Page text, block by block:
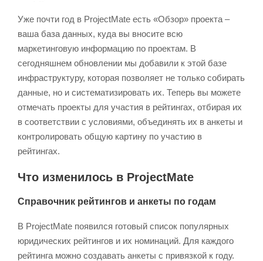
Уже почти год в ProjectMate есть «Обзор» проекта –
ваша база данных, куда вы вносите всю
маркетинговую информацию по проектам. В
сегодняшнем обновлении мы добавили к этой базе
инфраструктуру, которая позволяет не только собирать
данные, но и систематизировать их. Теперь вы можете
отмечать проекты для участия в рейтингах, отбирая их
в соответствии с условиями, объединять их в анкеты и
контролировать общую картину по участию в
рейтингах.
Что изменилось в ProjectMate
Справочник рейтингов и анкеты по годам
В ProjectMate появился готовый список популярных
юридических рейтингов и их номинаций. Для каждого
рейтинга можно создавать анкеты с привязкой к году.